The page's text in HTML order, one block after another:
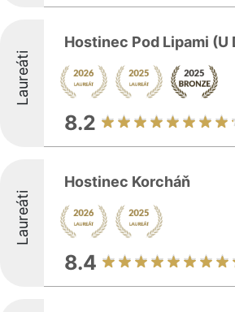
Laureáti
Hostinec Pod Lipami (U
8.2
Laureáti
Hostinec Korcháň
8.4